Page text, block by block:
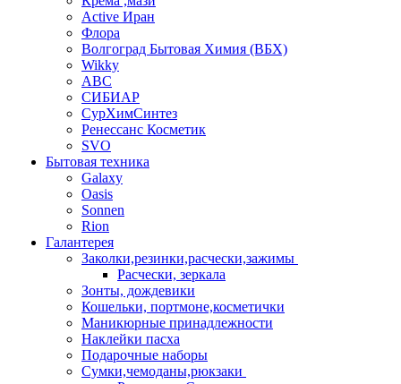
Аctive Иран
Флора
Волгоград Бытовая Химия (ВБХ)
Wikky
АВС
СИБИАР
СурХимСинтез
Ренессанс Косметик
SVO
Бытовая техника
Galaxy
Oasis
Sonnen
Rion
Галантерея
Заколки,резинки,расчески,зажимы
Расчески, зеркала
Зонты, дождевики
Кошельки, портмоне,косметички
Маникюрные принадлежности
Наклейки пасха
Подарочные наборы
Сумки,чемоданы,рюкзаки